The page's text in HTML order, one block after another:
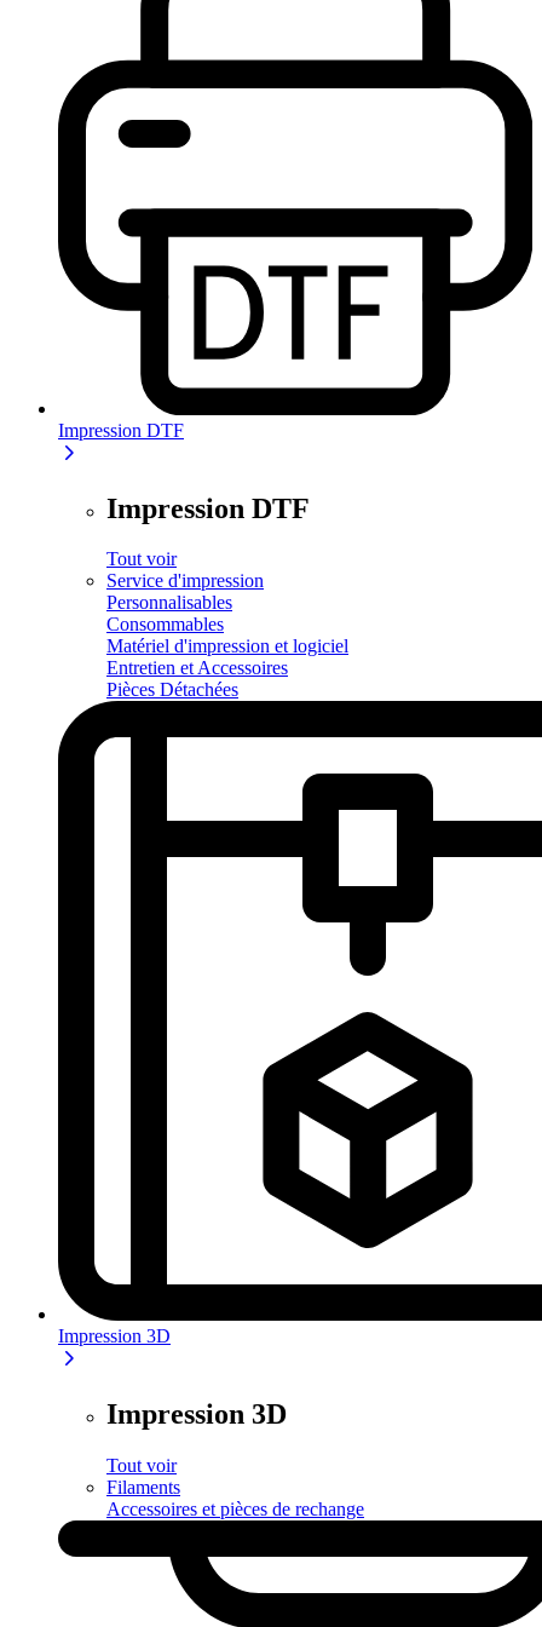
Impression DTF
Impression DTF
Tout voir
Service d'impression
Personnalisables
Consommables
Matériel d'impression et logiciel
Entretien et Accessoires
Pièces Détachées
Impression 3D
Impression 3D
Tout voir
Filaments
Accessoires et pièces de rechange